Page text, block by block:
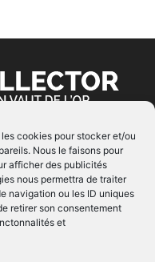
cookies pour stocker et/ou
Nous le faisons pour
afficher des publicités
nous permettra de traiter
navigation ou les ID uniques
retirer son consentement
et
EIMAI| Tous Droits